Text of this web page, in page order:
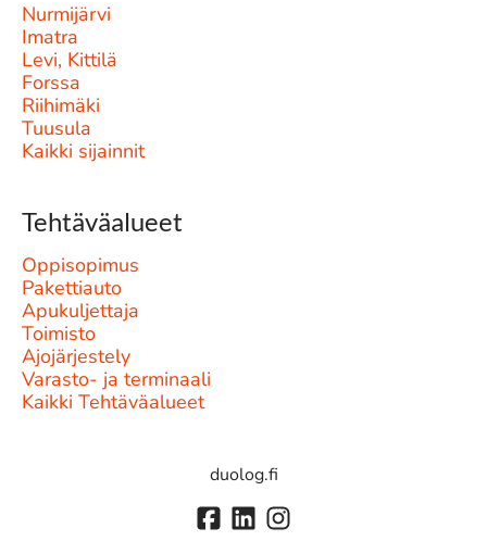
Nurmijärvi
Imatra
Levi, Kittilä
Forssa
Riihimäki
Tuusula
Kaikki sijainnit
Tehtäväalueet
Oppisopimus
Pakettiauto
Apukuljettaja
Toimisto
Ajojärjestely
Varasto- ja terminaali
Kaikki Tehtäväalueet
duolog.fi